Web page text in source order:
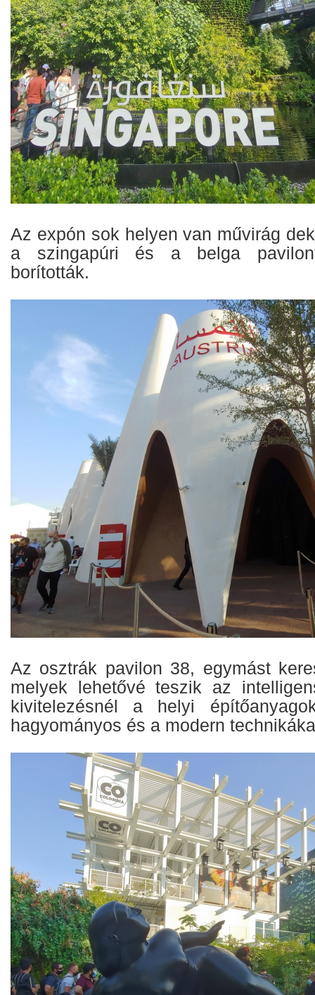
Az expón sok helyen van művirág
a szingapúri és a belga
borították.
Az osztrák pavilon 38, egymást
melyek lehetővé teszik az
kivitelezésnél a helyi
hagyományos és a modern